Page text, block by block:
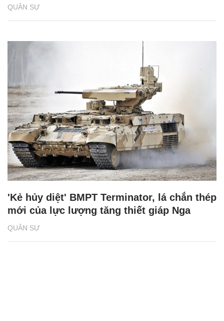
QUÂN SỰ
QUÂN SỰ
'Kẻ hủy diệt' BMPT Terminator, lá chắn thép
mới của lực lượng tăng thiết giáp Nga